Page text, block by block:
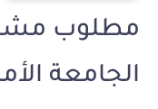
مطلوب
الجامعة